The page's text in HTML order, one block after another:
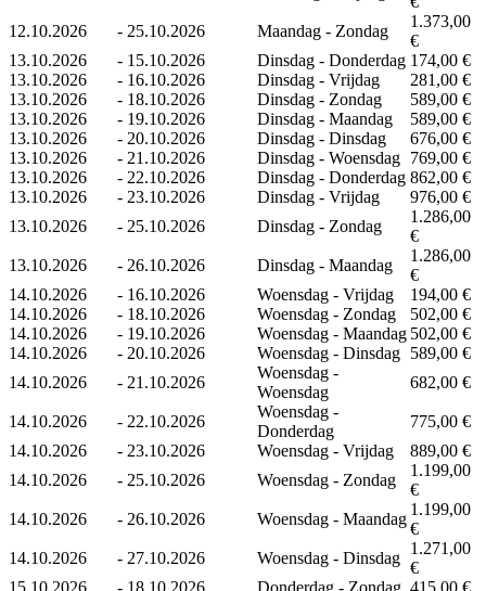
12.10.2026
- 25.10.2026 Maandag - Zondag
1.373,00
€
13.10.2026
- 15.10.2026 Dinsdag - Donderdag 174,00 €
13.10.2026
- 16.10.2026 Dinsdag - Vrijdag
281,00 €
13.10.2026
- 18.10.2026 Dinsdag - Zondag
589,00 €
13.10.2026
- 19.10.2026 Dinsdag - Maandag
589,00 €
13.10.2026
- 20.10.2026 Dinsdag - Dinsdag
676,00 €
13.10.2026
- 21.10.2026 Dinsdag - Woensdag 769,00 €
13.10.2026
- 22.10.2026 Dinsdag - Donderdag 862,00 €
13.10.2026
- 23.10.2026 Dinsdag - Vrijdag
976,00 €
13.10.2026
- 25.10.2026 Dinsdag - Zondag
1.286,00
€
13.10.2026
- 26.10.2026 Dinsdag - Maandag
1.286,00
€
14.10.2026
- 16.10.2026 Woensdag - Vrijdag
194,00 €
14.10.2026
- 18.10.2026 Woensdag - Zondag
502,00 €
14.10.2026
- 19.10.2026 Woensdag - Maandag 502,00 €
14.10.2026
- 20.10.2026 Woensdag - Dinsdag 589,00 €
14.10.2026
- 21.10.2026
Woensdag -
Woensdag
682,00 €
14.10.2026 - 22.10.2026
Woensdag -
Donderdag
775,00 €
14.10.2026
- 23.10.2026 Woensdag - Vrijdag
889,00 €
14.10.2026
- 25.10.2026 Woensdag - Zondag
1.199,00
€
14.10.2026
- 26.10.2026 Woensdag - Maandag
1.199,00
€
14.10.2026
- 27.10.2026 Woensdag - Dinsdag
1.271,00
€
15.10.2026
- 18.10.2026 Donderdag - Zondag 415,00 €